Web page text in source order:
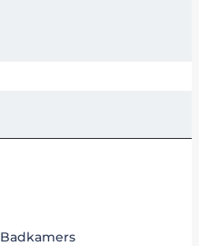
Badkamers